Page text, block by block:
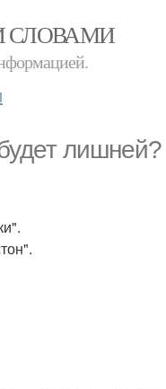
СЛОВАМИ
лишней?